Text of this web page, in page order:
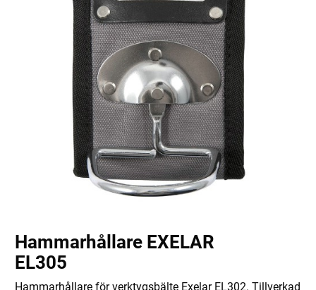
Hammarhållare EXELAR
EL305
Hammarhållare för verktygsbälte Exelar EL302. Tillverkad